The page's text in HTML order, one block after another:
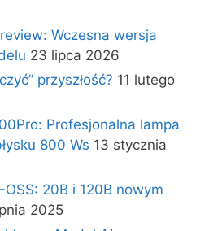
Wczesna wersja
23 lipca 2026
przyszłość? 11 lutego
Profesjonalna lampa
800 Ws 13 stycznia
20B i 120B nowym
2025